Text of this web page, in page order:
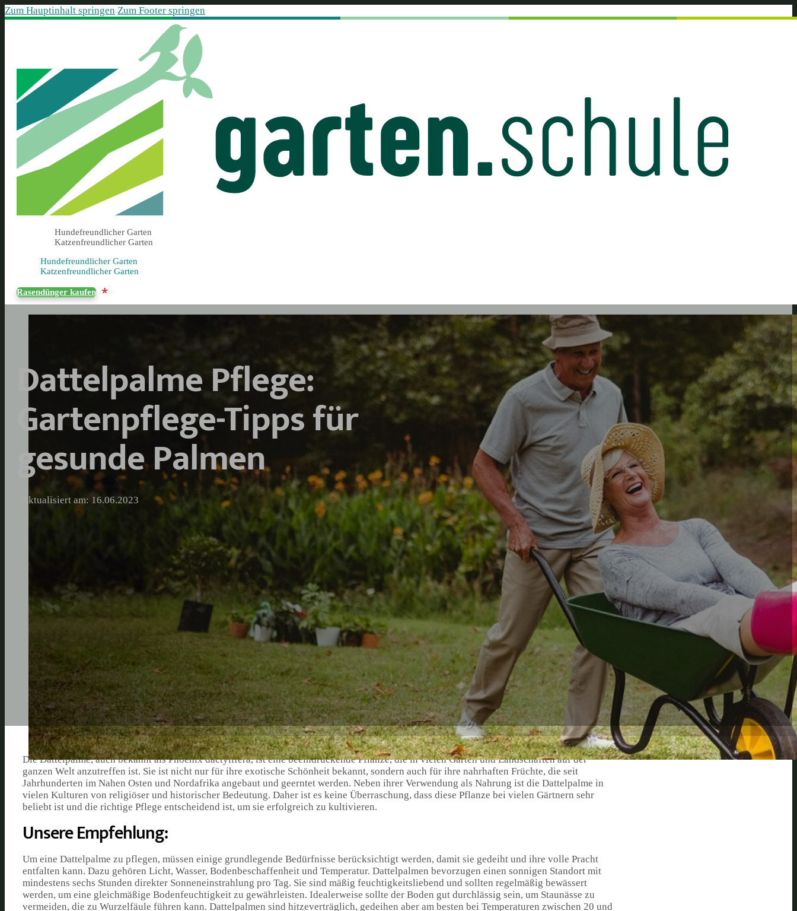
Zum Hauptinhalt springen Zum Footer springen
Hundefreundlicher Garten
Katzenfreundlicher Garten
Hundefreundlicher Garten
Katzenfreundlicher Garten
Rasendünger kaufen *
Dattelpalme Pflege:
Gartenpflege-Tipps für
gesunde Palmen
Aktualisiert am: 16.06.2023
Die Dattelpalme, auch bekannt als Phoenix dactylifera, ist eine beeindruckende Pflanze, die in vielen Gärten und Landschaften auf der
ganzen Welt anzutreffen ist. Sie ist nicht nur für ihre exotische Schönheit bekannt, sondern auch für ihre nahrhaften Früchte, die seit
Jahrhunderten im Nahen Osten und Nordafrika angebaut und geerntet werden. Neben ihrer Verwendung als Nahrung ist die Dattelpalme in
vielen Kulturen von religiöser und historischer Bedeutung. Daher ist es keine Überraschung, dass diese Pflanze bei vielen Gärtnern sehr
beliebt ist und die richtige Pflege entscheidend ist, um sie erfolgreich zu kultivieren.
Unsere Empfehlung:
Um eine Dattelpalme zu pflegen, müssen einige grundlegende Bedürfnisse berücksichtigt werden, damit sie gedeiht und ihre volle Pracht
entfalten kann. Dazu gehören Licht, Wasser, Bodenbeschaffenheit und Temperatur. Dattelpalmen bevorzugen einen sonnigen Standort mit
mindestens sechs Stunden direkter Sonneneinstrahlung pro Tag. Sie sind mäßig feuchtigkeitsliebend und sollten regelmäßig bewässert
werden, um eine gleichmäßige Bodenfeuchtigkeit zu gewährleisten. Idealerweise sollte der Boden gut durchlässig sein, um Staunässe zu
vermeiden, die zu Wurzelfäule führen kann. Dattelpalmen sind hitzeverträglich, gedeihen aber am besten bei Temperaturen zwischen 20 und